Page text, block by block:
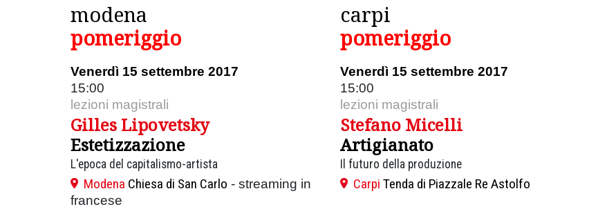
modena
pomeriggio
Venerdì 15 settembre 2017
15:00
lezioni magistrali
Gilles Lipovetsky
Estetizzazione
L'epoca del capitalismo-artista
Modena Chiesa di San Carlo - streaming in
francese
carpi
pomeriggio
Venerdì 15 settembre 2017
15:00
lezioni magistrali
Stefano Micelli
Artigianato
Il futuro della produzione
Carpi Tenda di Piazzale Re Astolfo